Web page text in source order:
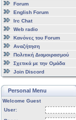
Forum
English Forum
Irc Chat
Web radio
Κανόνες του Forum
Αναζήτηση
Πολιτική Διαμοιρασμού
Σχετικά με την Ομάδα
Join Discord
Personal Menu
Welcome Guest
User: